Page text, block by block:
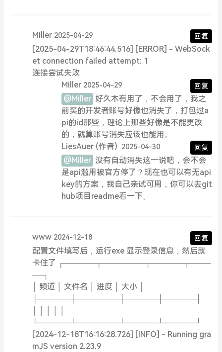
Miller 2025-04-29 回复
[2025-04-29T18:46:44.516] [ERROR] - WebSock
et connection failed attempt: 1
连接尝试失败
Miller 2025-04-29 回复
@Miller 好久木有用了，不会用了，我之
前买的开发者账号好像也消失了，打包过a
pi的id那些，理论上那些好像是不能更改
的，就算账号消失应该也能用。
LiesAuer (作者) 2025-04-30 回复
@Miller 没有自动消失这一说吧，会不会
是api滥用被官方停了？现在也可以有无api
key的方案，我自己亲试可用，你可以去git
hub项目readme看一下。
www 2024-12-18 回复
配置文件填写后，运行exe 显示登录信息，然后就
卡住了 ┌──────┬────────┬──────┬────
──┐
│ 频道 │ 文件名 │ 进度 │ 大小 │
├──────┼────────┼──────┼──────┤
└──────┴────────┴──────┴──────┘
[2024-12-18T16:16:28.726] [INFO] - Running gra
mJS version 2.23.9